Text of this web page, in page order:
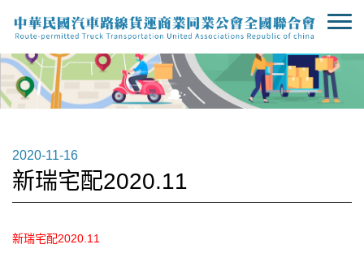
2020-11-16
新瑞宅配2020.11
新瑞宅配2020.11